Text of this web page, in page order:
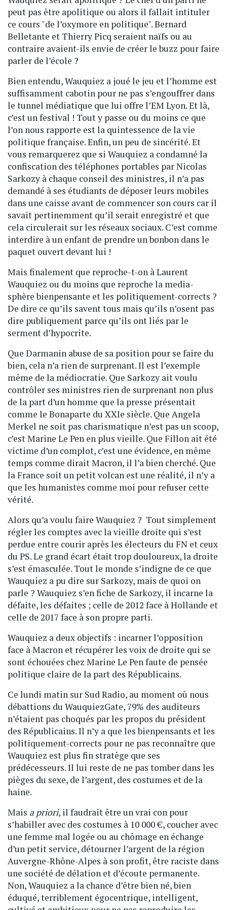
peut pas être apolitique ou alors il fallait intituler
ce cours "de l’oxymore en politique". Bernard
Belletante et Thierry Picq seraient naïfs ou au
contraire avaient-ils envie de créer le buzz pour faire
parler de l’école ?
Bien entendu, Wauquiez a joué le jeu et l’homme est
suffisamment cabotin pour ne pas s’engouffrer dans
le tunnel médiatique que lui offre l’EM Lyon. Et là,
c’est un festival ! Tout y passe ou du moins ce que
l’on nous rapporte est la quintessence de la vie
politique française. Enfin, un peu de sincérité. Et
vous remarquerez que si Wauquiez a condamné la
confiscation des téléphones portables par Nicolas
Sarkozy à chaque conseil des ministres, il n’a pas
demandé à ses étudiants de déposer leurs mobiles
dans une caisse avant de commencer son cours car il
savait pertinemment qu’il serait enregistré et que
cela circulerait sur les réseaux sociaux. C’est comme
interdire à un enfant de prendre un bonbon dans le
paquet ouvert devant lui !
Mais finalement que reproche-t-on à Laurent
Wauquiez ou du moins que reproche la media-
sphère bienpensante et les politiquement-corrects ?
De dire ce qu’ils savent tous mais qu’ils n’osent pas
dire publiquement parce qu’ils ont liés par le
serment d’hypocrite.
Que Darmanin abuse de sa position pour se faire du
bien, cela n’a rien de surprenant. Il est l’exemple
même de la médiocratie. Que Sarkozy ait voulu
contrôler ses ministres rien de surprenant non plus
de la part d’un homme que la presse présentait
comme le Bonaparte du XXIe siècle. Que Angela
Merkel ne soit pas charismatique n’est pas un scoop,
c’est Marine Le Pen en plus vieille. Que Fillon ait été
victime d’un complot, c’est une évidence, en même
temps comme dirait Macron, il l’a bien cherché. Que
la France soit un petit volcan est une réalité, il n’y a
que les humanistes comme moi pour refuser cette
vérité.
Alors qu’a voulu faire Wauquiez ? Tout simplement
régler les comptes avec la vieille droite qui s’est
perdue entre courir après les électeurs du FN et ceux
du PS. Le grand écart était trop douloureux, la droite
s’est émasculée. Tout le monde s’indigne de ce que
Wauquiez a pu dire sur Sarkozy, mais de quoi on
parle ? Wauquiez s’en fiche de Sarkozy, il incarne la
défaite, les défaites ; celle de 2012 face à Hollande et
celle de 2017 face à son propre parti.
Wauquiez a deux objectifs : incarner l’opposition
face à Macron et récupérer les voix de droite qui se
sont échouées chez Marine Le Pen faute de pensée
politique claire de la part des Républicains.
Ce lundi matin sur Sud Radio, au moment où nous
débattions du WauquiezGate, 79% des auditeurs
n’étaient pas choqués par les propos du président
des Républicains. Il n’y a que les bienpensants et les
politiquement-corrects pour ne pas reconnaître que
Wauquiez est plus fin stratège que ses
prédécesseurs. Il lui reste de ne pas tomber dans les
pièges du sexe, de l’argent, des costumes et de la
haine.
Mais a priori, il faudrait être un vrai con pour
s’habiller avec des costumes à 10 000 €, coucher avec
une femme mal logée ou au chômage en échange
d’un petit service, détourner l’argent de la région
Auvergne-Rhône-Alpes à son profit, être raciste dans
une société de délation et d’écoute permanente.
Non, Wauquiez a la chance d’être bien né, bien
éduqué, terriblement égocentrique, intelligent,